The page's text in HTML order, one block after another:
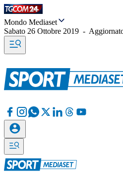
Mondo Mediaset
Sabato 26 Ottobre 2019 -